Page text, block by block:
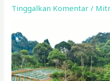
Tinggalkan Komentar /